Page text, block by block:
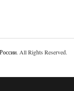
. All Rights Reserved.